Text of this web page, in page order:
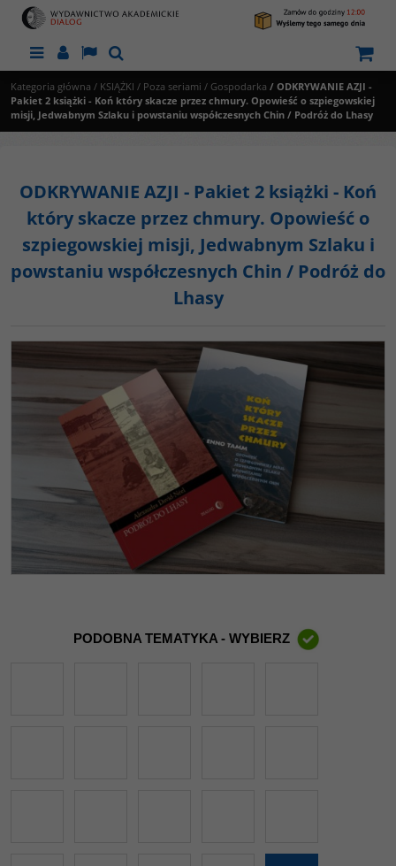
MenuPanelLangSzukaj
Kategoria główna / KSIĄŻKI / Poza seriami / Gospodarka / ODKRYWANIE AZJI -
Pakiet 2 książki - Koń który skacze przez chmury. Opowieść o szpiegowskiej
misji, Jedwabnym Szlaku i powstaniu współczesnych Chin / Podróż do Lhasy
ODKRYWANIE AZJI - Pakiet 2 książki - Koń
który skacze przez chmury. Opowieść o
szpiegowskiej misji, Jedwabnym Szlaku i
powstaniu współczesnych Chin / Podróż do
Lhasy
PODOBNA TEMATYKA - WYBIERZ